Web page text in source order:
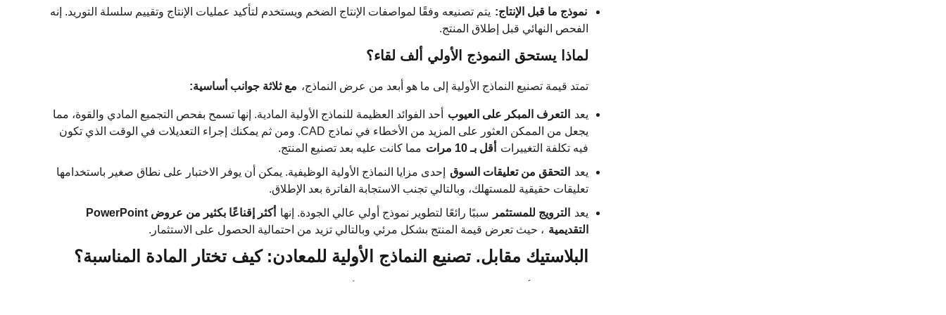
نموذج ما قبل الإنتاج: يتم تصنيعه وفقًا لمواصفات الإنتاج الضخم ويستخدم لتأكيد عمليات الإنتاج وتقييم سلسلة التوريد. إنه
الفحص النهائي قبل إطلاق المنتج.
لماذا يستحق النموذج الأولي ألف لقاء؟
تمتد قيمة تصنيع النماذج الأولية إلى ما هو أبعد من عرض النماذج، مع ثلاثة جوانب أساسية:
يعد التعرف المبكر على العيوب
أحد الفوائد العظيمة للنماذج الأولية المادية. إنها تسمح بفحص التجميع المادي والقوة، مما
يجعل من الممكن العثور على المزيد من الأخطاء في نماذج CAD. ومن ثم يمكنك إجراء التعديلات في الوقت الذي تكون
فيه تكلفة التغييرات
أقل بـ 10 مرات
مما كانت عليه بعد تصنيع المنتج.
يعد
التحقق من تعليقات السوق
إحدى مزايا النماذج الأولية الوظيفية. يمكن أن يوفر الاختبار على نطاق صغير باستخدامها
تعليقات حقيقية للمستهلك، وبالتالي تجنب الاستجابة الفاترة بعد الإطلاق.
يعد
الترويج للمستثمر سببًا رائعًا لتطوير نموذج أولي عالي الجودة. إنها
أكثر إقناعًا بكثير من عروض PowerPoint
التقديمية ، حيث تعرض قيمة المنتج بشكل مرئي وبالتالي تزيد من احتمالية الحصول على الاستثمار.
البلاستيك مقابل. تصنيع النماذج الأولية للمعادن: كيف تختار المادة المناسبة؟